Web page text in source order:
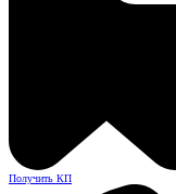
Получить КП